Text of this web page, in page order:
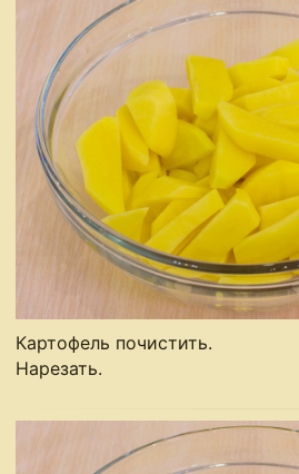
Картофель почистить.
Нарезать.